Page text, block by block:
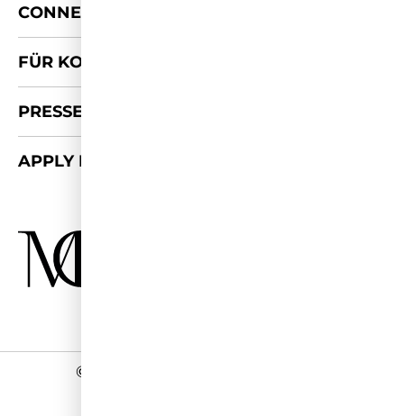
CONNECT
FÜR KOOPERATIONEN
PRESSE-KIT
APPLY FOR 2026/27
©